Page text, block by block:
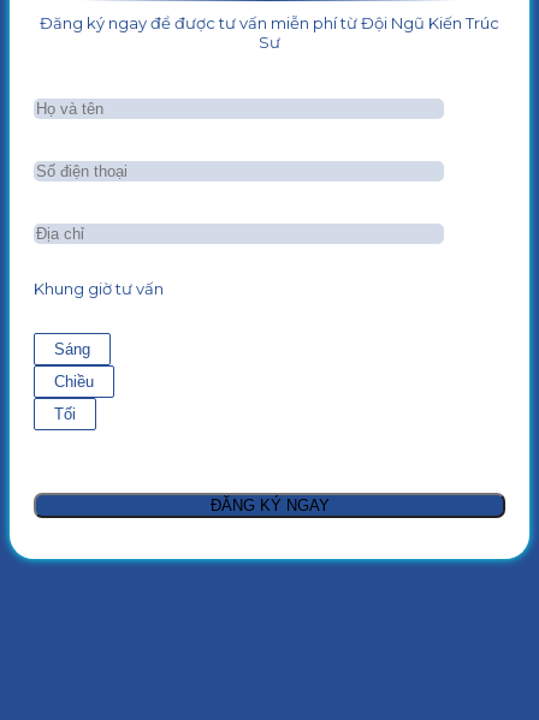
Đăng ký ngay để được tư vấn miễn phí từ Đội Ngũ Kiến Trúc
Sư
Khung giờ tư vấn
Sáng
Chiều
Tối